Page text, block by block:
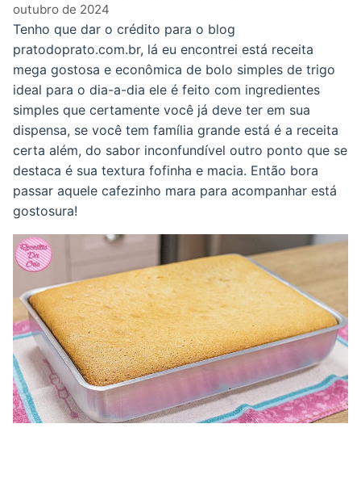
outubro de 2024
Tenho que dar o crédito para o blog
pratodoprato.com.br, lá eu encontrei está receita
mega gostosa e econômica de bolo simples de trigo
ideal para o dia-a-dia ele é feito com ingredientes
simples que certamente você já deve ter em sua
dispensa, se você tem família grande está é a receita
certa além, do sabor inconfundível outro ponto que se
destaca é sua textura fofinha e macia. Então bora
passar aquele cafezinho mara para acompanhar está
gostosura!